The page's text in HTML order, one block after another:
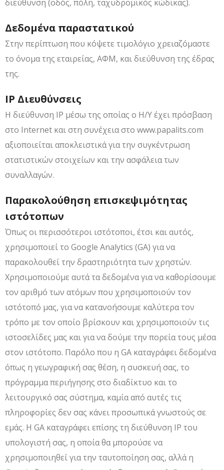
διεύθυνση (οδός, πόλη, ταχυδρομικός κώδικας).
Δεδομένα παραστατικού
Στην περίπτωση που κόψετε τιμολόγιο χρειαζόμαστε
το όνομα της εταιρείας, ΑΦΜ, και διεύθυνση της έδρας
της.
IP Διευθύνσεις
H διεύθυνση IP μέσω της οποίας ο Η/Υ έχει πρόσβαση
στο Internet και στη συνέχεια στo www.papalits.com
αξιοποιείται αποκλειστικά για την συγκέντρωση
στατιστικών στοιχείων και την ασφάλεια των
συναλλαγών.
Παρακολούθηση επισκεψιμότητας
ιστότοπων
Όπως οι περισσότεροι ιστότοποι, έτσι και αυτός,
χρησιμοποιεί το Google Analytics (GA) για να
παρακολουθεί την δραστηριότητα των χρηστών.
Χρησιμοποιούμε αυτά τα δεδομένα για να καθορίσουμε
τον αριθμό των ατόμων που χρησιμοποιούν τον
ιστότοπό μας, για να κατανοήσουμε καλύτερα τον
τρόπο με τον οποίο βρίσκουν και χρησιμοποιούν τις
ιστοσελίδες μας και για να δούμε την πορεία τους μέσα
στον ιστότοπο. Παρόλο που η GA καταγράφει δεδομένα
όπως η γεωγραφική σας θέση, η συσκευή σας, το
πρόγραμμα περιήγησης στο διαδίκτυο και το
λειτουργικό σας σύστημα, καμία από αυτές τις
πληροφορίες δεν σας κάνει προσωπικά γνωστούς σε
εμάς. Η GA καταγράφει επίσης τη διεύθυνση IP του
υπολογιστή σας, η οποία θα μπορούσε να
χρησιμοποιηθεί για την ταυτοποίηση σας, αλλά η